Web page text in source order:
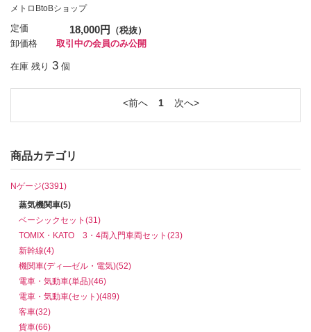
メトロBtoBショップ
定価 18,000円
（税抜）
卸価格
取引中の会員のみ公開
在庫 残り 3 個
前へ 1 次へ
商品カテゴリ
Nゲージ(3391)
蒸気機関車(5)
ベーシックセット(31)
TOMIX・KATO 3・4両入門車両セット(23)
新幹線(4)
機関車(ディ―ゼル・電気)(52)
電車・気動車(単品)(46)
電車・気動車(セット)(489)
客車(32)
貨車(66)